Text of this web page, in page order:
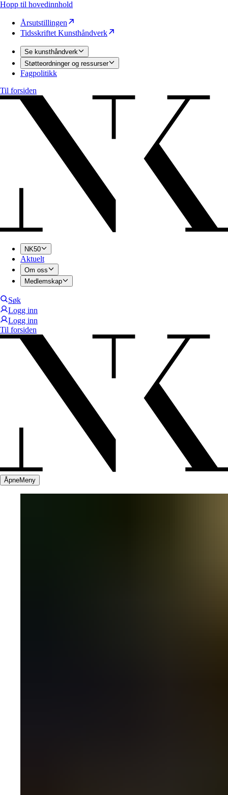
Hopp til hovedinnhold
Årsutstillingen
Tidsskriftet Kunsthåndverk
Se kunsthåndverk
Støtteordninger og ressurser
Fagpolitikk
Til forsiden
NK50
Aktuelt
Om oss
Medlemskap
Søk
Logg inn
Logg inn
Til forsiden
ÅpneMeny